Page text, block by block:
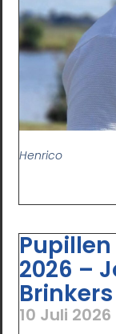
Henrico
2026 –
Brinkers
10 Juli 2026